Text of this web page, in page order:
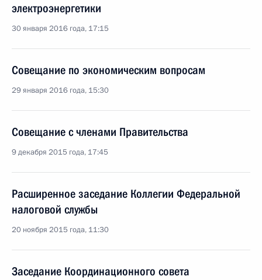
электроэнергетики
30 января 2016 года, 17:15
Совещание по экономическим вопросам
29 января 2016 года, 15:30
Совещание с членами Правительства
9 декабря 2015 года, 17:45
Расширенное заседание Коллегии Федеральной
налоговой службы
20 ноября 2015 года, 11:30
Заседание Координационного совета